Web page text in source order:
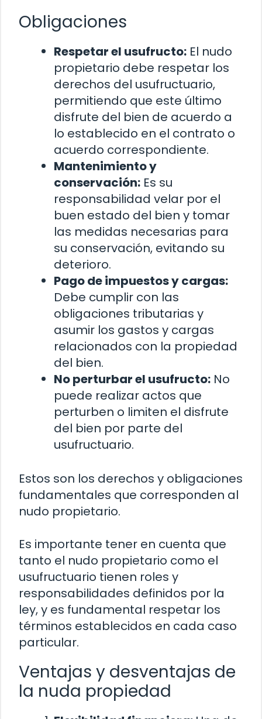
Obligaciones
Respetar el usufructo: El nudo
propietario debe respetar los
derechos del usufructuario,
permitiendo que este último
disfrute del bien de acuerdo a
lo establecido en el contrato o
acuerdo correspondiente.
Mantenimiento y
conservación: Es su
responsabilidad velar por el
buen estado del bien y tomar
las medidas necesarias para
su conservación, evitando su
deterioro.
Pago de impuestos y cargas:
Debe cumplir con las
obligaciones tributarias y
asumir los gastos y cargas
relacionados con la propiedad
del bien.
No perturbar el usufructo: No
puede realizar actos que
perturben o limiten el disfrute
del bien por parte del
usufructuario.
Estos son los derechos y obligaciones
fundamentales que corresponden al
nudo propietario.
Es importante tener en cuenta que
tanto el nudo propietario como el
usufructuario tienen roles y
responsabilidades definidos por la
ley, y es fundamental respetar los
términos establecidos en cada caso
particular.
Ventajas y desventajas de
la nuda propiedad